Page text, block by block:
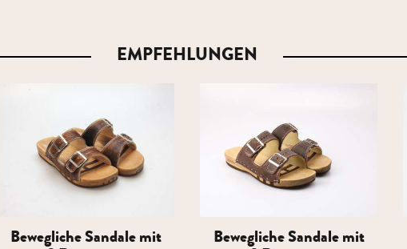
EMPFEHLUNGEN
Bewegliche Sandale mit Bewegliche Sandale mit